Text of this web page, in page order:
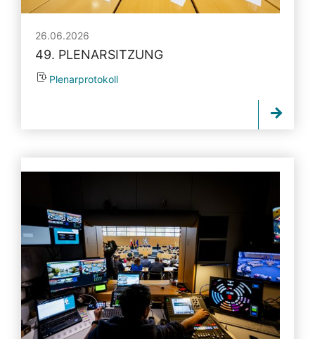
26.06.2026
49. PLENARSITZUNG
Plenarprotokoll